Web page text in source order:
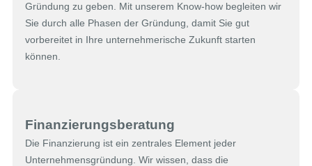
Gründung zu geben. Mit unserem Know-how begleiten wir
Sie durch alle Phasen der Gründung, damit Sie gut
vorbereitet in Ihre unternehmerische Zukunft starten
können.
Finanzierungsberatung
Die Finanzierung ist ein zentrales Element jeder
Unternehmensgründung. Wir wissen, dass die